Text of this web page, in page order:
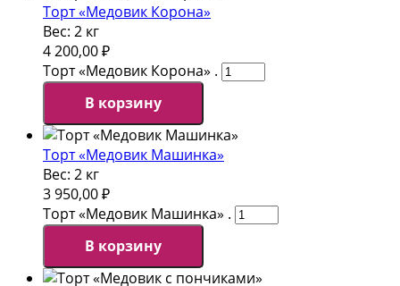
Торт «Медовик Корона»
Вес: 2 кг
4 200,00₽
Торт «Медовик Корона» .
В корзину
Торт «Медовик Машинка»
Вес: 2 кг
3 950,00₽
Торт «Медовик Машинка» .
В корзину